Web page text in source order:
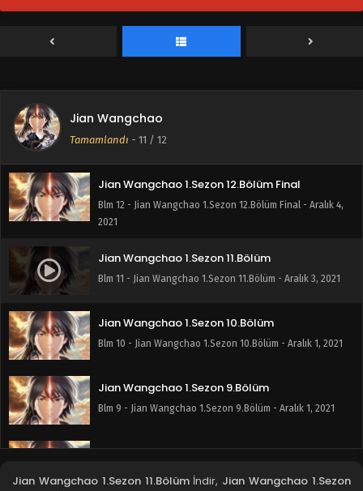
Jian Wangchao
Tamamlandı - 11 / 12
Jian Wangchao 1.Sezon 12.Bölüm Final
Blm 12 - Jian Wangchao 1.Sezon 12.Bölüm Final - Aralık 4,
2021
Jian Wangchao 1.Sezon 11.Bölüm
Blm 11 - Jian Wangchao 1.Sezon 11.Bölüm - Aralık 3, 2021
Jian Wangchao 1.Sezon 10.Bölüm
Blm 10 - Jian Wangchao 1.Sezon 10.Bölüm - Aralık 1, 2021
Jian Wangchao 1.Sezon 9.Bölüm
Blm 9 - Jian Wangchao 1.Sezon 9.Bölüm - Aralık 1, 2021
Jian Wangchao 1.Sezon 8.Bölüm
Blm 8 - Jian Wangchao 1.Sezon 8.Bölüm - Aralık 1, 2021
Jian Wangchao 1.Sezon 11.Bölümİndir, Jian Wangchao 1.Sezon